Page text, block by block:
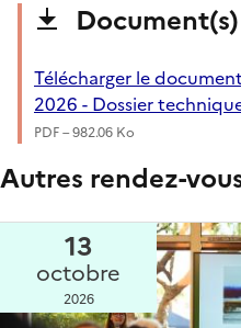
Document(s)
Télécharger le
2026 - Dossier
PDF – 982.06 Ko
Autres rendez-
13
octobre
2026